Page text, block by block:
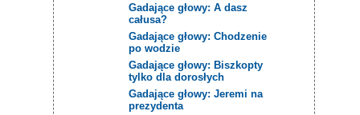
Gadające głowy: A dasz
całusa?
Gadające głowy: Chodzenie
po wodzie
Gadające głowy: Biszkopty
tylko dla dorosłych
Gadające głowy: Jeremi na
prezydenta